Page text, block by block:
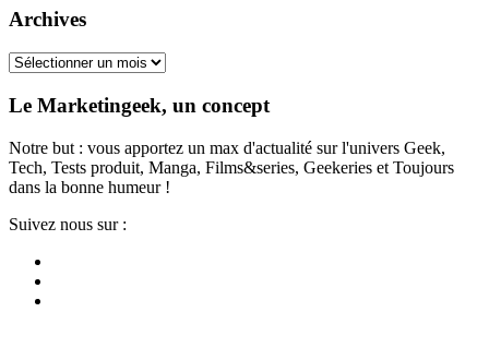
Archives
Archives
Le Marketingeek, un concept
Notre but : vous apportez un max d'actualité sur l'univers Geek,
Tech, Tests produit, Manga, Films&series, Geekeries et Toujours
dans la bonne humeur !
Suivez nous sur :